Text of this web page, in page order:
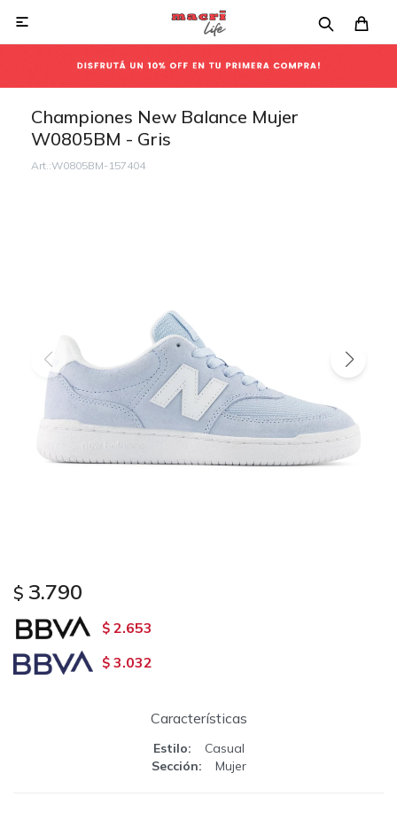

Championes New Balance Mujer
W0805BM - Gris
W0805BM-157404
$ 3.790
$ 2.653
$ 3.032
Características
Estilo
Casual
Sección
Mujer